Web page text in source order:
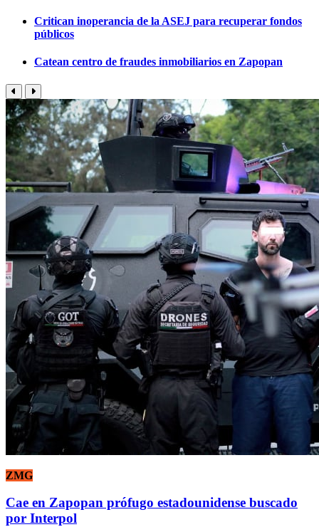
Critican inoperancia de la ASEJ para recuperar fondos
públicos
Catean centro de fraudes inmobiliarios en Zapopan
ZMG
Cae en Zapopan prófugo estadounidense buscado
por Interpol